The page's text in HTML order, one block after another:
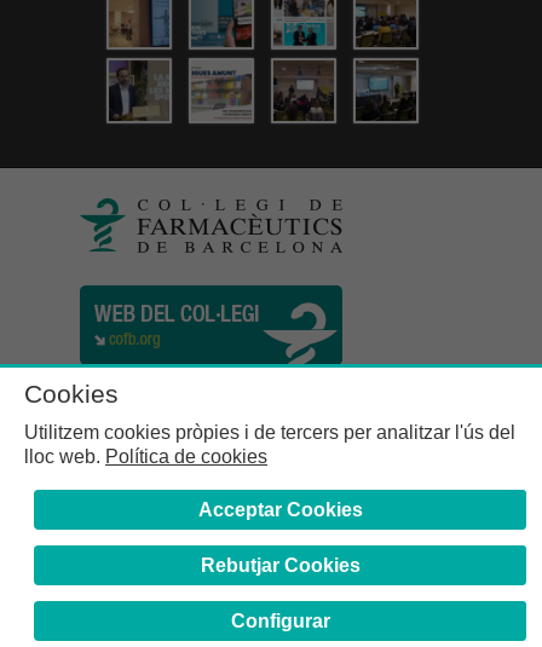
Cookies
Utilitzem cookies pròpies i de tercers per analitzar l'ús del
lloc web. Política de cookies
Acceptar Cookies
Rebutjar Cookies
Configurar